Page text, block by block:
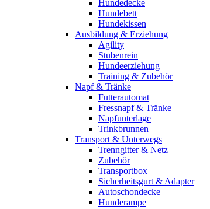
Hundedecke
Hundebett
Hundekissen
Ausbildung & Erziehung
Agility
Stubenrein
Hundeerziehung
Training & Zubehör
Napf & Tränke
Futterautomat
Fressnapf & Tränke
Napfunterlage
Trinkbrunnen
Transport & Unterwegs
Trenngitter & Netz
Zubehör
Transportbox
Sicherheitsgurt & Adapter
Autoschondecke
Hunderampe